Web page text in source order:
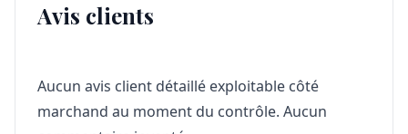
Avis clients
Aucun avis client détaillé exploitable côté
marchand au moment du contrôle. Aucun